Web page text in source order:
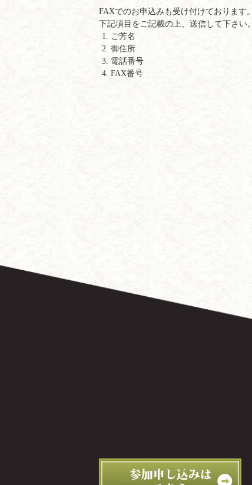
FAXでのお申込みも受け付けております。
下記項目をご記載の上、送信して下さい。
ご芳名
御住所
電話番号
FAX番号